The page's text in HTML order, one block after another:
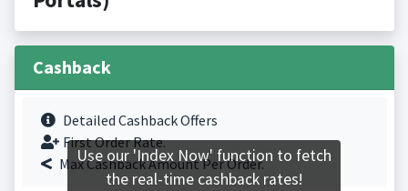
Cashback
Detailed Cashback Offers
First Order Rate.
Max Cashback Amount Per Order.
Use our 'Index Now' function to fetch
the real-time cashback rates!